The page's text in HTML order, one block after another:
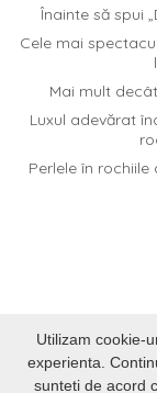
Înainte să spui
Cele mai
Mai mult
Luxul adevărat
Perlele în
© 2026
Utilizam cookie-
experienta.
sunteti de acord